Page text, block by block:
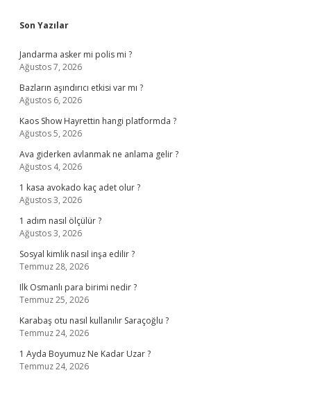
Sidebar
Son Yazılar
Jandarma asker mi polis mi ?
Ağustos 7, 2026
Bazların aşındırıcı etkisi var mı ?
Ağustos 6, 2026
Kaos Show Hayrettin hangi platformda ?
Ağustos 5, 2026
Ava giderken avlanmak ne anlama gelir ?
Ağustos 4, 2026
1 kasa avokado kaç adet olur ?
Ağustos 3, 2026
1 adım nasıl ölçülür ?
Ağustos 3, 2026
Sosyal kimlik nasıl inşa edilir ?
Temmuz 28, 2026
Ilk Osmanlı para birimi nedir ?
Temmuz 25, 2026
Karabaş otu nasıl kullanılır Saraçoğlu ?
Temmuz 24, 2026
1 Ayda Boyumuz Ne Kadar Uzar ?
Temmuz 24, 2026